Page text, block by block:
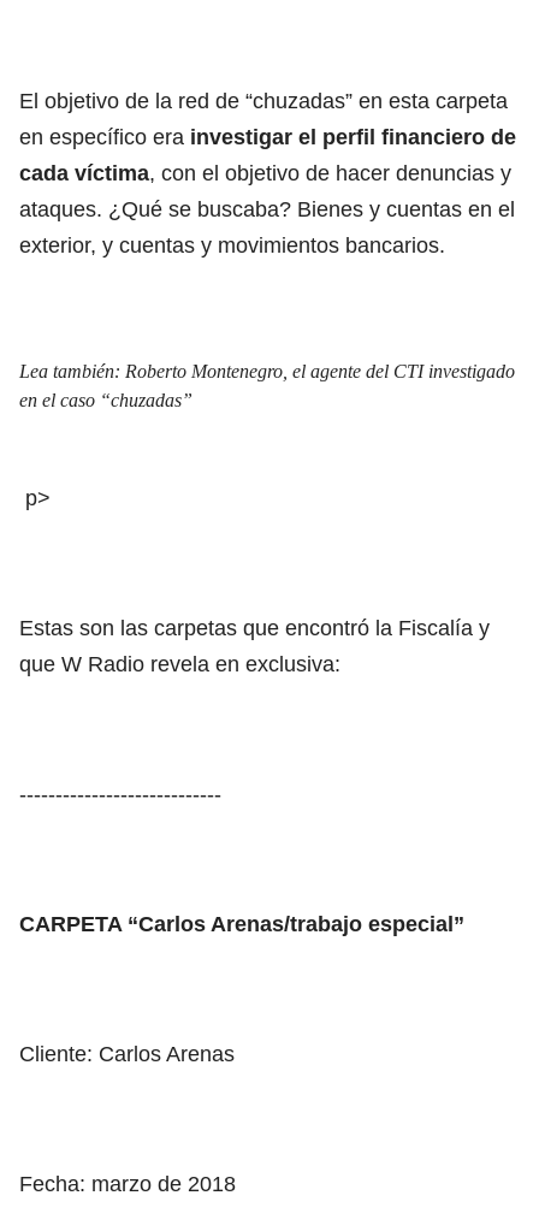
El objetivo de la red de “chuzadas” en esta carpeta
en específico era investigar el perfil financiero de
cada víctima, con el objetivo de hacer denuncias y
ataques. ¿Qué se buscaba? Bienes y cuentas en el
exterior, y cuentas y movimientos bancarios.
Lea también: Roberto Montenegro, el agente del CTI investigado
en el caso “chuzadas”
p>
Estas son las carpetas que encontró la Fiscalía y
que W Radio revela en exclusiva:
----------------------------
CARPETA “Carlos Arenas/trabajo especial”
Cliente: Carlos Arenas
Fecha: marzo de 2018